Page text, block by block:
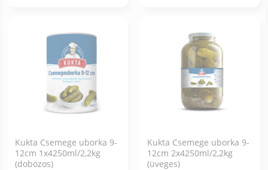
Kukta Csemege uborka 9-
12cm 1x4250ml/2,2kg
(dobozos)
Kukta Csemege uborka 9-
12cm 2x4250ml/2,2kg
(üveges)